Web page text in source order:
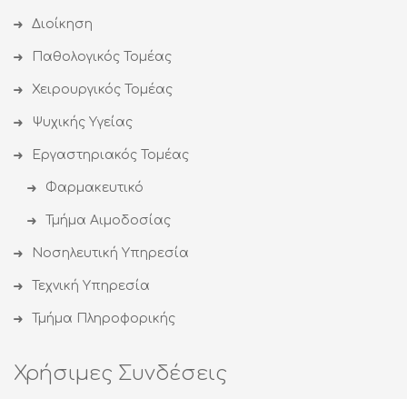
Διοίκηση
Παθολογικός Τομέας
Χειρουργικός Τομέας
Ψυχικής Υγείας
Εργαστηριακός Τομέας
Φαρμακευτικό
Τμήμα Αιμοδοσίας
Νοσηλευτική Υπηρεσία
Τεχνική Υπηρεσία
Τμήμα Πληροφορικής
Χρήσιμες Συνδέσεις